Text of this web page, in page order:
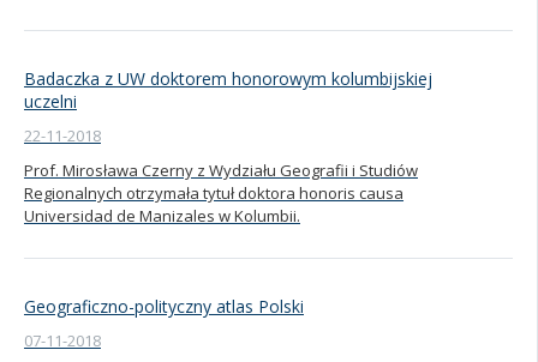
Badaczka z UW doktorem honorowym kolumbijskiej
uczelni
22-11-2018
Prof. Mirosława Czerny z Wydziału Geografii i Studiów
Regionalnych otrzymała tytuł doktora honoris causa
Universidad de Manizales w Kolumbii.
Geograficzno-polityczny atlas Polski
07-11-2018